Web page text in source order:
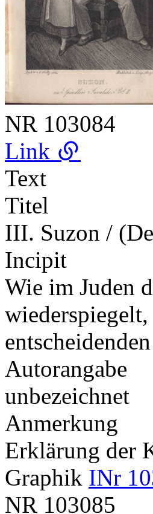
NR 103084
Link
Text
Titel
III. Suzon /
Incipit
Wie im Juden
Autorangabe
unbezeichnet
Anmerkung
Erklärung der
Graphik INr
NR 103085